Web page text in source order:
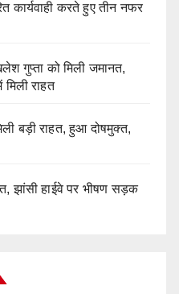
कार्यवाही करते हुए तीन नफर
गुप्ता को मिली जमानत,
राहत
बड़ी राहत, हुआ दोषमुक्त,
झांसी हाईवे पर भीषण सड़क